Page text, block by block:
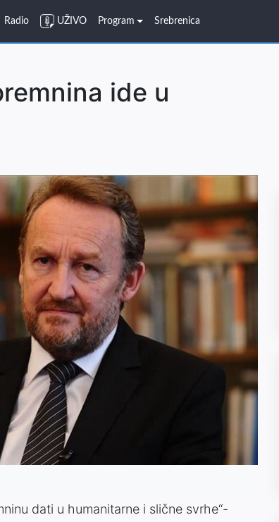
Radio UŽIVO Program Srebrenica
ide u
dati u humanitarne i slične svrhe“-